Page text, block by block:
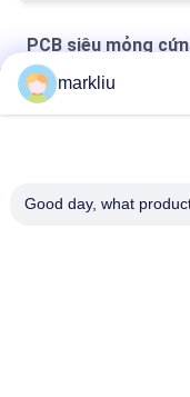
PCB siêu mỏng
Thẻ SIM Sản xuất pcb
markliu
Good day, what